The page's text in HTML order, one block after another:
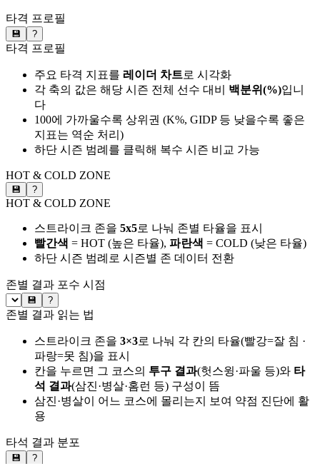
타격 프로필
💾 ?
타격 프로필
주요 타격 지표를 레이더 차트로 시각화
각 축의 값은 해당 시즌 전체 선수 대비 백분위(%)입니
다
100에 가까울수록 상위권 (K%, GIDP 등 낮을수록 좋은
지표는 역순 처리)
하단 시즌 범례를 클릭해 복수 시즌 비교 가능
HOT & COLD ZONE
💾 ?
HOT & COLD ZONE
스트라이크 존을 5x5로 나눠 존별 타율을 표시
빨간색 = HOT (높은 타율), 파란색 = COLD (낮은 타율)
하단 시즌 범례로 시즌별 존 데이터 전환
존별 결과 포수 시점
💾 ?
존별 결과 읽는 법
스트라이크 존을 3×3로 나눠 각 칸의 타율(빨강=잘 침 ·
파랑=못 침)을 표시
칸을 누르면 그 코스의 투구 결과(헛스윙·파울 등)와 타
석 결과(삼진·병살·홈런 등) 구성이 뜸
삼진·병살이 어느 코스에 몰리는지 보여 약점 진단에 활
용
타석 결과 분포
💾 ?